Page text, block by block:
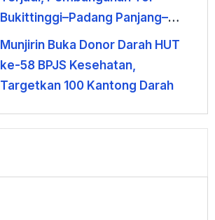
Bukittinggi–Padang Panjang–
Sicincin Dinilai Mendesak
Munjirin Buka Donor Darah HUT
ke-58 BPJS Kesehatan,
Targetkan 100 Kantong Darah